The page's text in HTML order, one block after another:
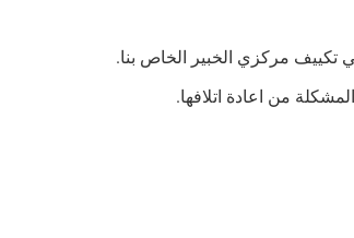
تكييف مركزي الخبير الخاص بنا.
من اعادة اتلافها.